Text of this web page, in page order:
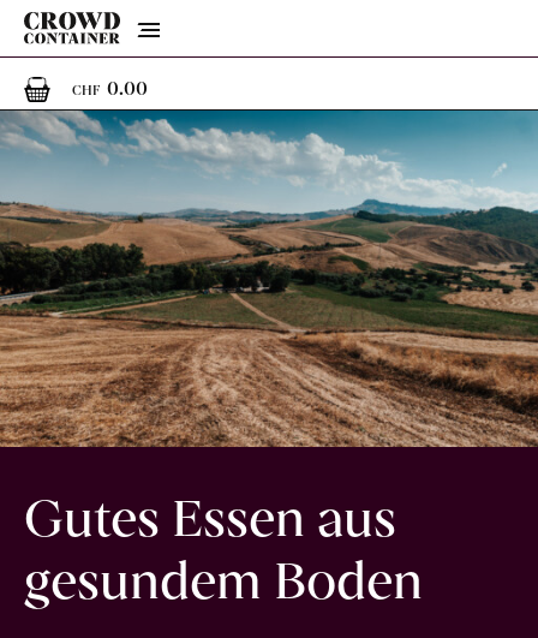
Menu
CHF 0.000 Artikel im Warenkorb
Gutes Essen aus
gesundem Boden